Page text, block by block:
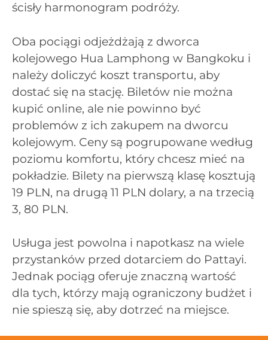
ścisły harmonogram podróży.
Oba pociągi odjeżdżają z dworca
kolejowego Hua Lamphong w Bangkoku i
należy doliczyć koszt transportu, aby
dostać się na stację. Biletów nie można
kupić online, ale nie powinno być
problemów z ich zakupem na dworcu
kolejowym. Ceny są pogrupowane według
poziomu komfortu, który chcesz mieć na
pokładzie. Bilety na pierwszą klasę kosztują
19 PLN, na drugą 11 PLN dolary, a na trzecią
3, 80 PLN.
Usługa jest powolna i napotkasz na wiele
przystanków przed dotarciem do Pattayi.
Jednak pociąg oferuje znaczną wartość
dla tych, którzy mają ograniczony budżet i
nie spieszą się, aby dotrzeć na miejsce.